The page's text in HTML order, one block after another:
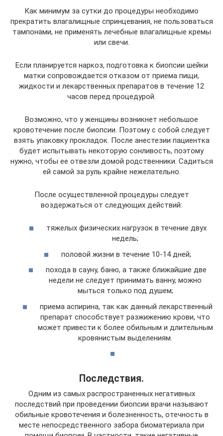
Как минимум за сутки до процедуры необходимо
прекратить влагалищные спринцевания, не пользоваться
тампонами, не применять лечебные влагалищные кремы
или свечи.
Если планируется наркоз, подготовка к биопсии шейки
матки сопровождается отказом от приема пищи,
жидкости и лекарственных препаратов в течение 12
часов перед процедурой.
Возможно, что у женщины возникнет небольшое
кровотечение после биопсии. Поэтому с собой следует
взять упаковку прокладок. После анестезии пациентка
будет испытывать некоторую сонливость, поэтому
нужно, чтобы ее отвезли домой родственники. Садиться
ей самой за руль крайне нежелательно.
После осуществленной процедуры следует
воздержаться от следующих действий:
тяжелых физических нагрузок в течение двух
недель;
половой жизни в течение 10-14 дней;
похода в сауну, баню, а также ближайшие две
недели не следует принимать ванну, можно
мыться только под душем;
приема аспирина, так как данный лекарственный
препарат способствует разжижению крови, что
может привести к более обильным и длительным
кровянистым выделениям.
Последствия.
Одним из самых распространенных негативных
последствий при проведении биопсии врачи называют
обильные кровотечения и болезненность, отечность в
месте непосредственного забора биоматериала при